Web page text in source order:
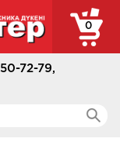
0
50-72-79,